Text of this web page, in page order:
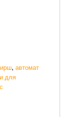
, автомат
для